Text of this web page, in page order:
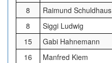
8
Raimund Schuldhaus
8
Siggi Ludwig
15
Gabi Hahnemann
16
Manfred Kiem